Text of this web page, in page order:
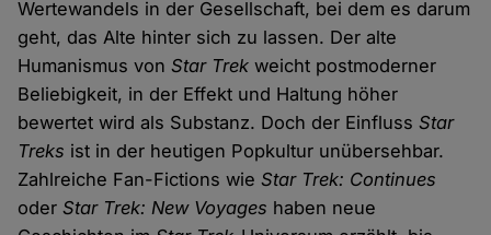
Wertewandels in der Gesellschaft, bei dem es darum
geht, das Alte hinter sich zu lassen. Der alte
Humanismus vonStar Trek weicht postmoderner
Beliebigkeit, in der Effekt und Haltung höher
bewertet wird als Substanz. Doch der EinflussStar
Treks ist in der heutigen Popkultur unübersehbar.
Zahlreiche Fan-Fictions wieStar Trek: Continues
oderStar Trek: New Voyages haben neue